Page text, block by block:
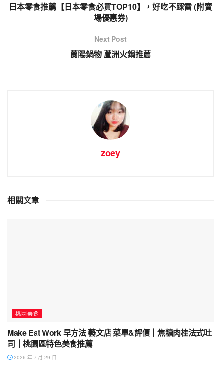
日本零食推薦【日本零食必買TOP10】，好吃不踩雷 (附賣
場優惠券)
Next Post
蘭陽鍋物 蘆洲火鍋推薦
zoey
相關文章
桃園美食
Make Eat Work 早方法 藝文店 菜單&評價｜焦糖肉桂法式吐
司｜桃園區特色美食推薦
2026 年 7 月 29 日